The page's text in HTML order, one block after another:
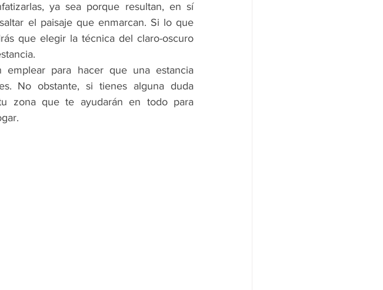
ya sea porque resultan, en sí
el paisaje que enmarcan. Si lo que
que elegir la técnica del claro-oscuro
para hacer que una estancia
No obstante, si tienes alguna duda
zona que te ayudarán en todo para